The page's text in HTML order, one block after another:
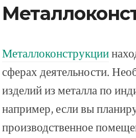
Металлоконструкции
сферах деятельности.
изделий из металла по
например, если вы
производственное